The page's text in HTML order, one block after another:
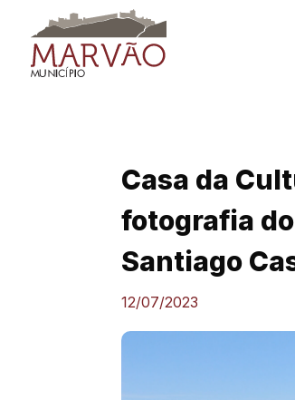
content
Casa da
fotografia
Santiago
12/07/2023